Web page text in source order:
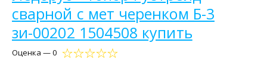
сварной с мет черенком Б-3
зи-00202 1504508 купить
Оценка — 0